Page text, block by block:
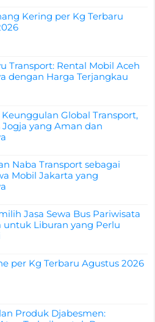
Kering per Kg Terbaru
Transport: Rental Mobil Aceh
dengan Harga Terjangkau
Global Transport,
Jogja yang Aman dan
Naba Transport sebagai
Mobil Jakarta yang
Jasa Sewa Bus Pariwisata
untuk Liburan yang Perlu
per Kg Terbaru Agustus 2026
Produk Djabesmen: